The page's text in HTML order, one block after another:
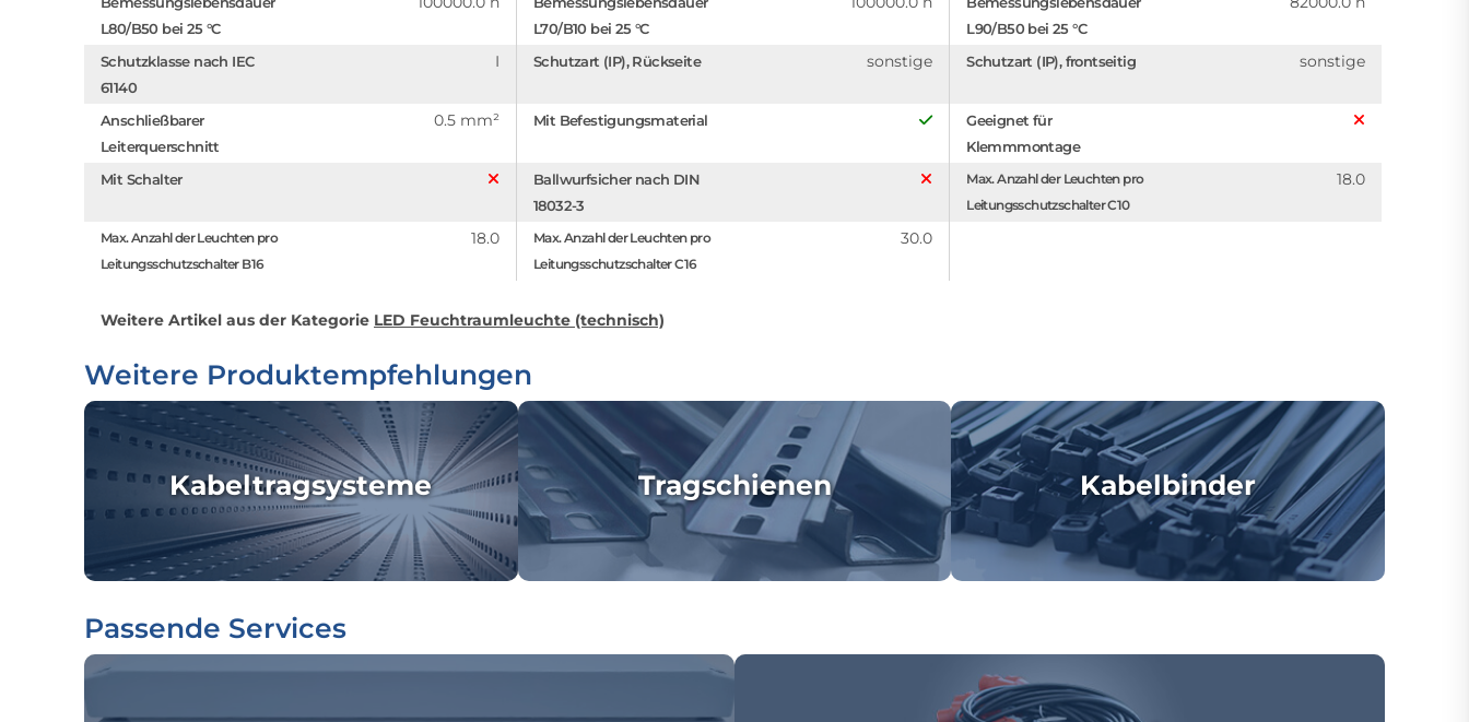
L80/B50 bei 25 °C
L70/B10 bei 25 °C
L90/B50 bei 25 °C
Schutzklasse nach IEC
61140
I Schutzart (IP), Rückseite sonstige Schutzart (IP), frontseitig sonstige
Anschließbarer
Leiterquerschnitt
0.5 mm² Mit Befestigungsmaterial
Geeignet für
Klemmmontage
Mit Schalter
Ballwurfsicher nach DIN
18032-3
Max. Anzahl der Leuchten pro
Leitungsschutzschalter C10
18.0
Max. Anzahl der Leuchten pro
Leitungsschutzschalter B16
18.0
Max. Anzahl der Leuchten pro
Leitungsschutzschalter C16
30.0
Weitere Artikel aus der Kategorie LED Feuchtraumleuchte (technisch)
Weitere Produktempfehlungen
Kabeltragsysteme Tragschienen Kabelbinder
Passende Services